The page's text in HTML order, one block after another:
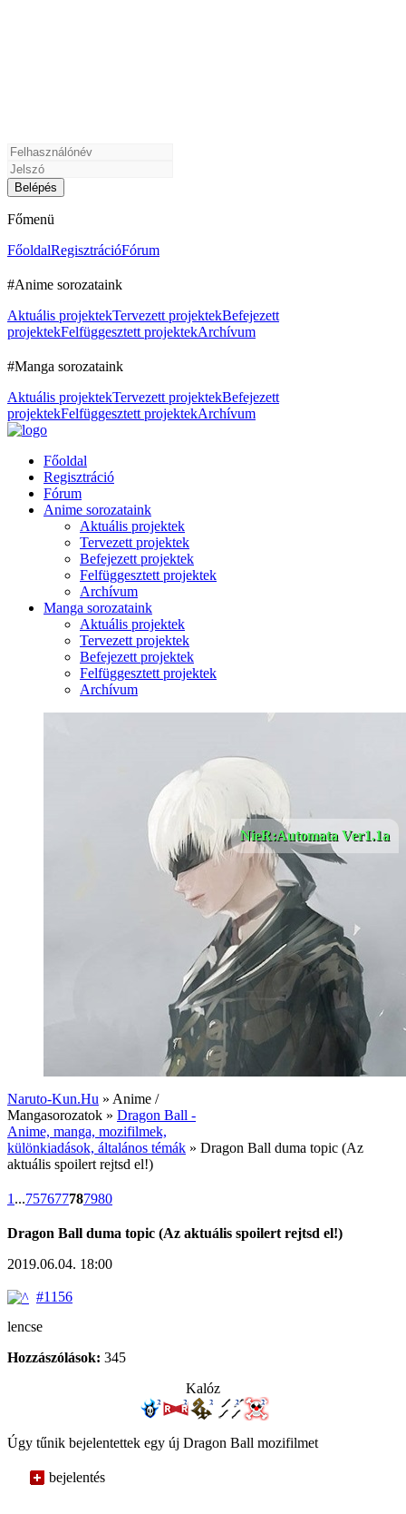
Főmenü
FőoldalRegisztrációFórum
#Anime sorozataink
Aktuális projektekTervezett projektekBefejezett
projektekFelfüggesztett projektekArchívum
#Manga sorozataink
Aktuális projektekTervezett projektekBefejezett
projektekFelfüggesztett projektekArchívum
Főoldal
Regisztráció
Fórum
Anime sorozataink
Aktuális projektek
Tervezett projektek
Befejezett projektek
Felfüggesztett projektek
Archívum
Manga sorozataink
Aktuális projektek
Tervezett projektek
Befejezett projektek
Felfüggesztett projektek
Archívum
NieR:Automata Ver1.1a
Naruto-Kun.Hu » Anime /
Mangasorozatok » Dragon Ball -
Anime, manga, mozifilmek,
különkiadások, általános témák » Dragon Ball duma topic (Az
aktuális spoilert rejtsd el!)
1 ...757677787980
Dragon Ball duma topic (Az aktuális spoilert rejtsd el!)
2019.06.04. 18:00
#1156
lencse
Hozzászólások: 345
Kalóz
Úgy tűnik bejelentettek egy új Dragon Ball mozifilmet
bejelentés